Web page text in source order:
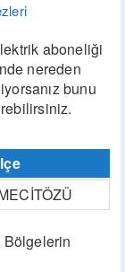
aboneliği
nereden
bunu
Bölgelerin